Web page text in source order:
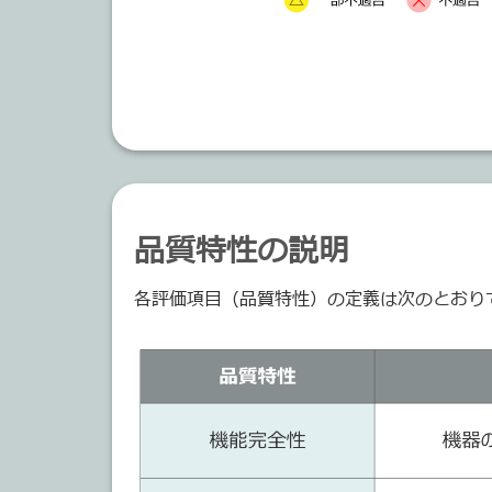
品質特性の説明
各評価項目（品質特性）の定義は次のとおり